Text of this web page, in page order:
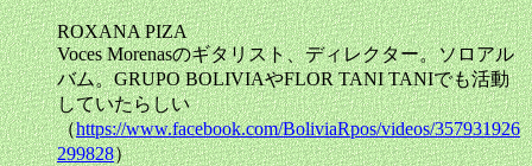
ROXANA PIZA
Voces Morenasのギタリスト、ディレクター。ソロアル
バム。GRUPO BOLIVIAやFLOR TANI TANIでも活動
していたらしい
（https://www.facebook.com/BoliviaRpos/videos/357931926
299828）